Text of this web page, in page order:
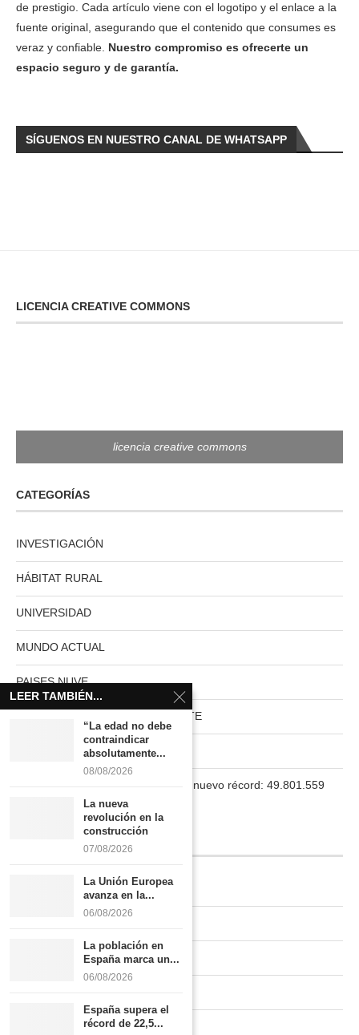
de prestigio. Cada artículo viene con el logotipo y el enlace a la
fuente original, asegurando que el contenido que consumes es
veraz y confiable. Nuestro compromiso es ofrecerte un
espacio seguro y de garantía.
SÍGUENOS EN NUESTRO CANAL DE WHATSAPP
LICENCIA CREATIVE COMMONS
licencia creative commons
CATEGORÍAS
INVESTIGACIÓN
HÁBITAT RURAL
UNIVERSIDAD
MUNDO ACTUAL
PAISES NUVE
HABITAT RURAL AUTOSUFICIENTE
La población en España marca un nuevo récord: 49.801.559
Quiénes somos
Política de privacidad
LEER TAMBIÉN...
“La edad no debe
contraindicar
absolutamente...
08/08/2026
La nueva
revolución en la
construcción
07/08/2026
La Unión Europea
avanza en la...
06/08/2026
La población en
España marca un...
06/08/2026
España supera el
récord de 22,5...